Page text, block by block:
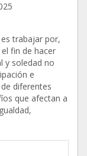
trabajar por,
fin de hacer
y soledad no
e
diferentes
que afectan a